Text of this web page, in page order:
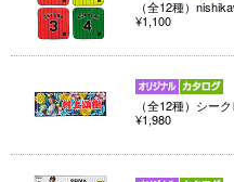
（全12種）
¥1,100
（全12種）シー
¥1,980